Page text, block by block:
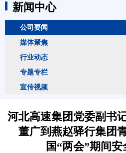
新闻中心
公司要闻
媒体聚焦
行业动态
专题专栏
宣传视频
河北高速集团党委副书
董广到燕赵驿行集团
国“两会”期间